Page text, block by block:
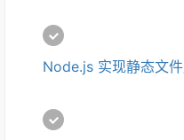
Node.js 实现静态文